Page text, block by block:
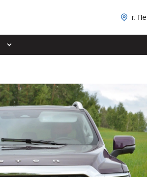
г.